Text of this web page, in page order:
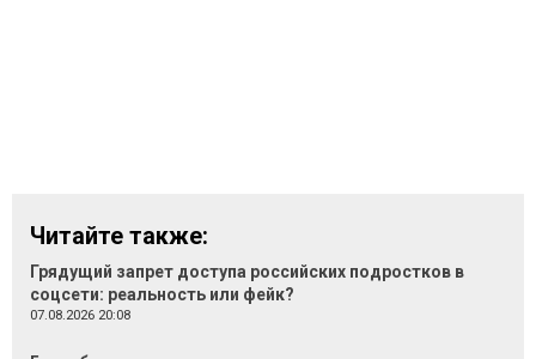
Читайте также:
Грядущий запрет доступа российских подростков в
соцсети: реальность или фейк?
07.08.2026 20:08